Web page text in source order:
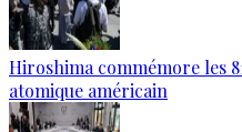
Hiroshima commémore les
atomique américain